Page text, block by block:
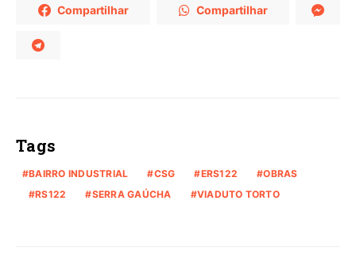
Compartilhar Compartilhar
Tags
BAIRRO INDUSTRIAL CSG ERS122
OBRAS
RS122
SERRA GAÚCHA VIADUTO TORTO